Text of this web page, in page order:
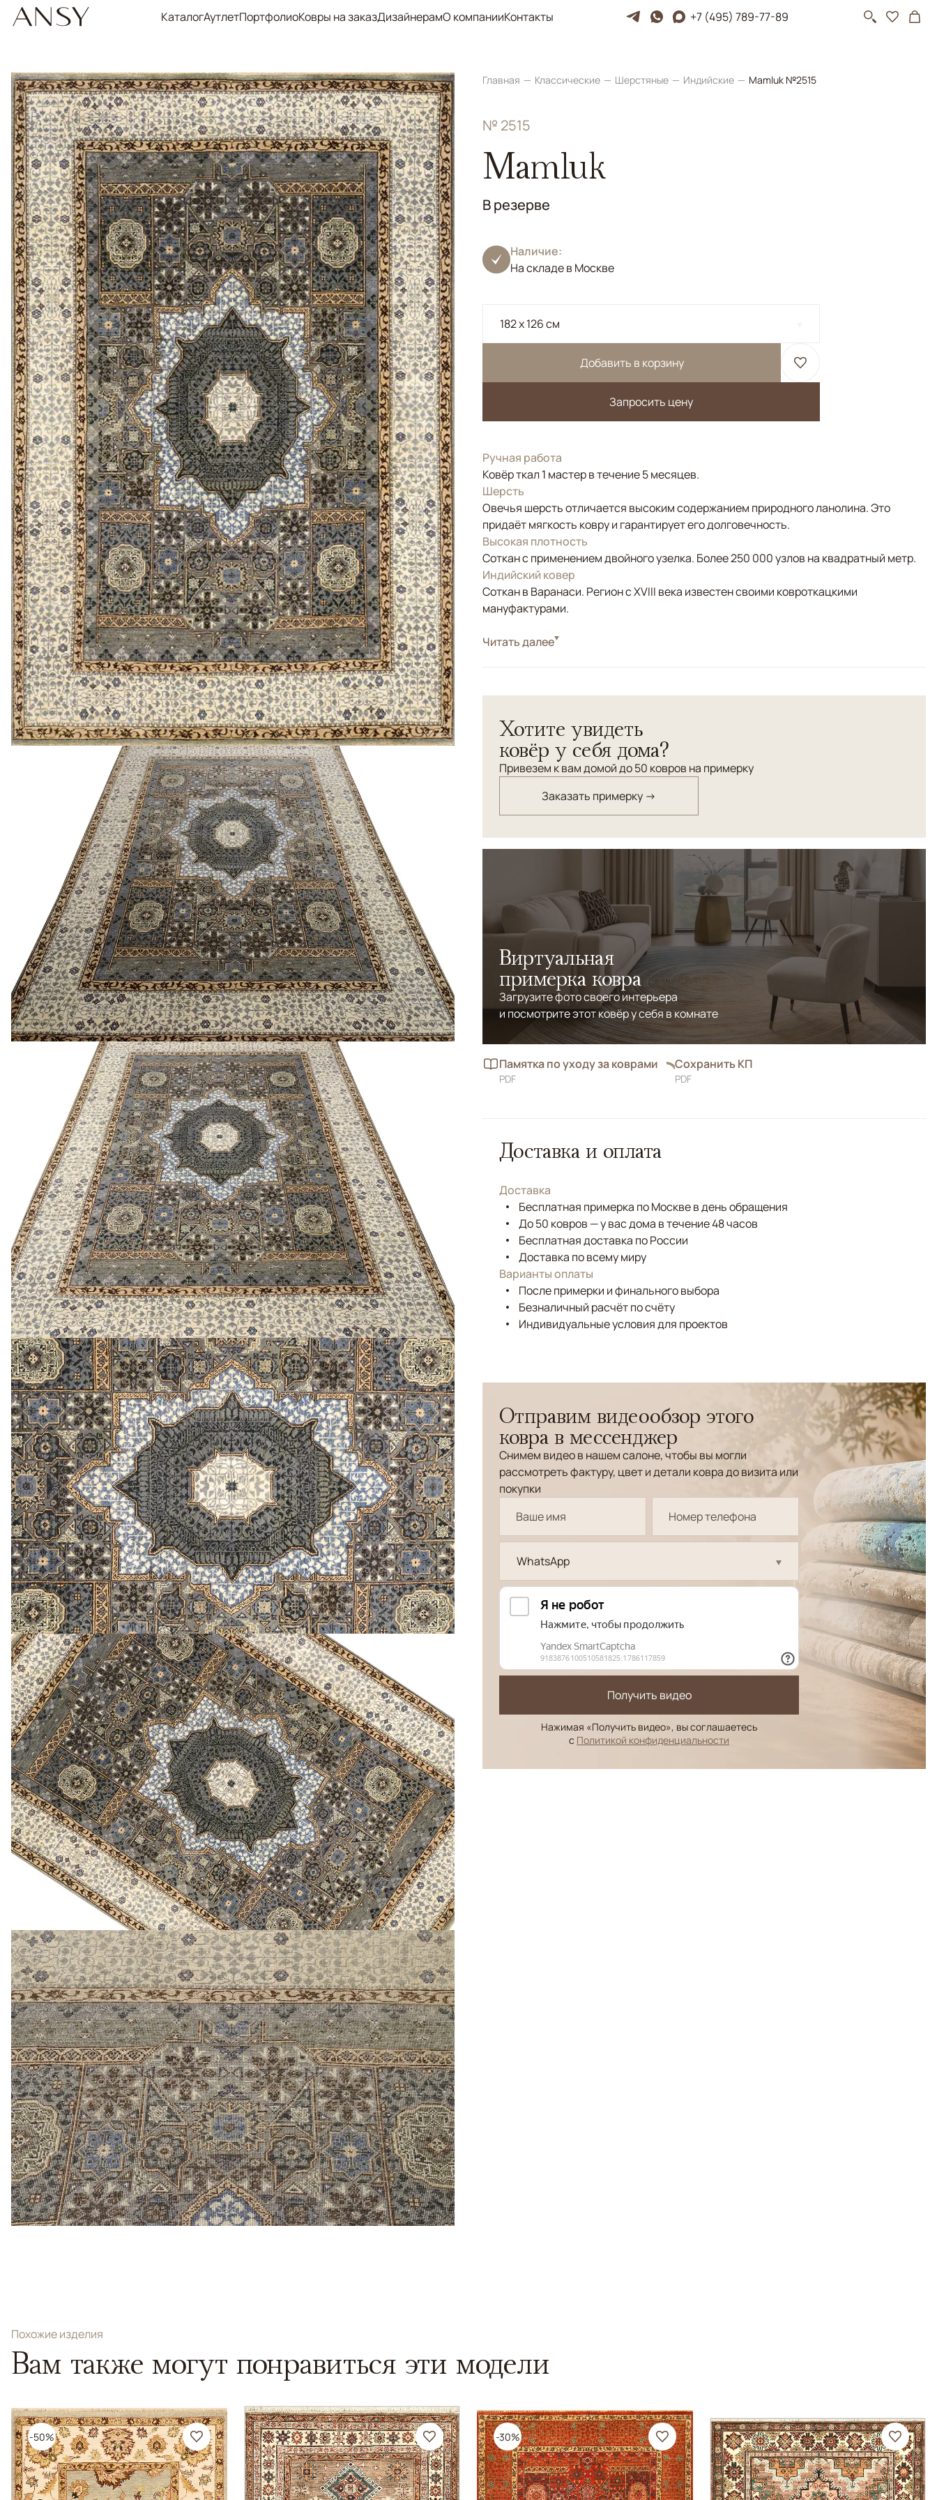
КаталогАутлетПортфолиоКовры на заказДизайнерамО компанииКонтакты +7 (495) 789-77-89
Главная Классические Шерстяные Индийские Mamluk №2515
№ 2515
Mamluk
В резерве
Наличие:
На складе в Москве
182 x 126 см
Добавить в корзину
Запросить цену
Ручная работа
Ковёр ткал 1 мастер в течение 5 месяцев.
Шерсть
Овечья шерсть отличается высоким содержанием природного ланолина. Это
придаёт мягкость ковру и гарантирует его долговечность.
Высокая плотность
Соткан с применением двойного узелка. Более 250 000 узлов на квадратный метр.
Индийский ковер
Соткан в Варанаси. Регион с XVIII века известен своими ковроткацкими
мануфактурами.
СтильКлассические
шерсти высокого качества по старинной технологии.
Читать далее
Хотите увидеть
ковёр у себя дома?
Привезем к вам домой до 50 ковров на примерку
Заказать примерку →
Виртуальная
примерка ковра
Загрузите фото своего интерьера
и посмотрите этот ковёр у себя в комнате
Памятка по уходу за коврами
PDF
Сохранить КП
PDF
Доставка и оплата
Доставка
Бесплатная примерка по Москве в день обращения
До 50 ковров — у вас дома в течение 48 часов
Бесплатная доставка по России
Доставка по всему миру
Варианты оплаты
После примерки и финального выбора
Безналичный расчёт по счёту
Индивидуальные условия для проектов
Отправим видеообзор этого
ковра в мессенджер
Снимем видео в нашем салоне, чтобы вы могли
рассмотреть фактуру, цвет и детали ковра до визита или
покупки
WhatsApp
Получить видео
Нажимая «Получить видео», вы соглашаетесь
с Политикой конфиденциальности
Похожие изделия
Вам также могут понравиться эти модели
-50% -30%